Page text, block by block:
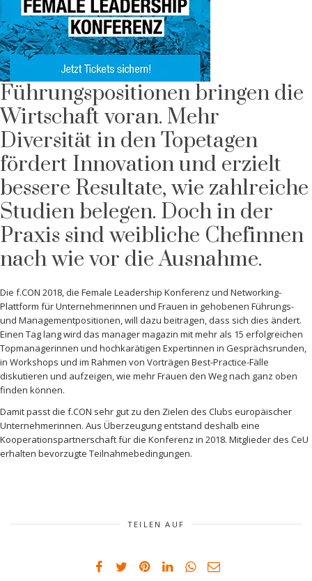
Führungspositionen bringen die
Wirtschaft voran. Mehr
Diversität in den Topetagen
fördert Innovation und erzielt
bessere Resultate, wie zahlreiche
Studien belegen. Doch in der
Praxis sind weibliche Chefinnen
nach wie vor die Ausnahme.
Die f.CON 2018, die Female Leadership Konferenz und Networking-
Plattform für Unternehmerinnen und Frauen in gehobenen Führungs-
und Managementpositionen, will dazu beitragen, dass sich dies ändert.
Einen Tag lang wird das manager magazin mit mehr als 15 erfolgreichen
Topmanagerinnen und hochkarätigen Expertinnen in Gesprächsrunden,
in Workshops und im Rahmen von Vorträgen Best-Practice-Fälle
diskutieren und aufzeigen, wie mehr Frauen den Weg nach ganz oben
finden können.
Damit passt die f.CON sehr gut zu den Zielen des Clubs europäischer
Unternehmerinnen. Aus Überzeugung entstand deshalb eine
Kooperationspartnerschaft für die Konferenz in 2018. Mitglieder des CeU
erhalten bevorzugte Teilnahmebedingungen.
TEILEN AUF